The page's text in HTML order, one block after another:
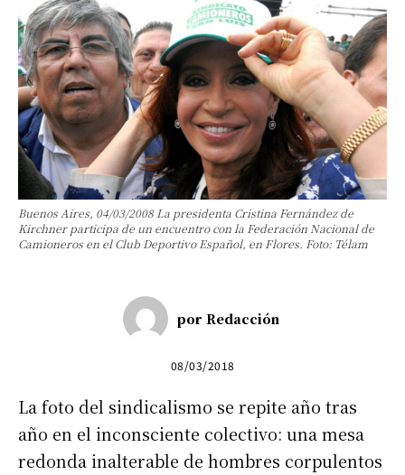
Buenos Aires, 04/03/2008 La presidenta Cristina Fernández de
Kirchner participa de un encuentro con la Federación Nacional de
Camioneros en el Club Deportivo Español, en Flores. Foto: Télam
por Redacción
08/03/2018
La foto del sindicalismo se repite año tras
año en el inconsciente colectivo: una mesa
redonda inalterable de hombres corpulentos